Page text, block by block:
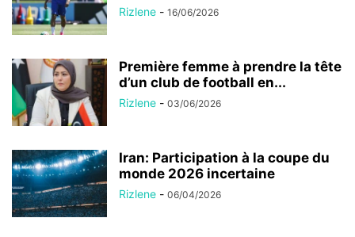
Rizlene - 16/06/2026
Première femme à prendre la tête
d’un club de football en...
Rizlene - 03/06/2026
Iran: Participation à la coupe du
monde 2026 incertaine
Rizlene - 06/04/2026